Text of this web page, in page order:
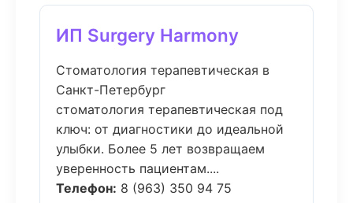
ИП Surgery Harmony
Стоматология терапевтическая в
Санкт-Петербург
стоматология терапевтическая под
ключ: от диагностики до идеальной
улыбки. Более 5 лет возвращаем
уверенность пациентам....
Телефон: 8 (963) 350 94 75